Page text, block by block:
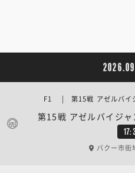
第15戦 アゼルバイジ
F1 | 第15戦 アゼルバイ
バクー市街